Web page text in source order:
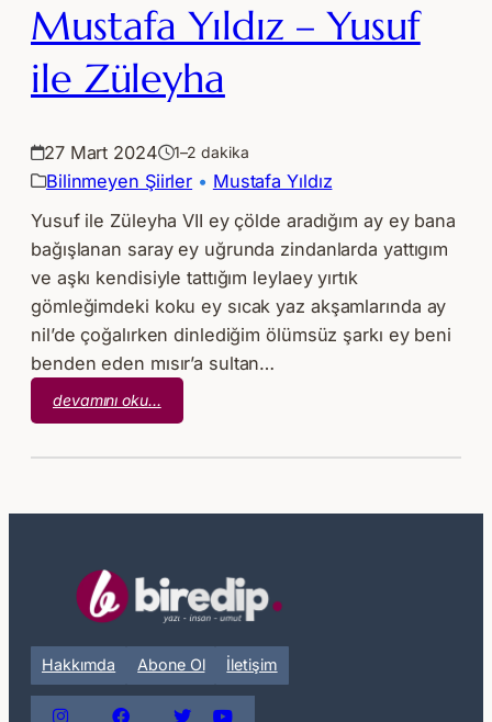
Mustafa Yıldız – Yusuf
ile Züleyha
27 Mart 2024 1–2 dakika
Bilinmeyen Şiirler • Mustafa Yıldız
Yusuf ile Züleyha VII ey çölde aradığım ay ey bana
bağışlanan saray ey uğrunda zindanlarda yattıgım
ve aşkı kendisiyle tattığım leylaey yırtık
gömleğimdeki koku ey sıcak yaz akşamlarında ay
nil’de çoğalırken dinlediğim ölümsüz şarkı ey beni
benden eden mısır’a sultan…
devamını oku…
Mustafa
ile
Hakkımda Abone Ol İletişim